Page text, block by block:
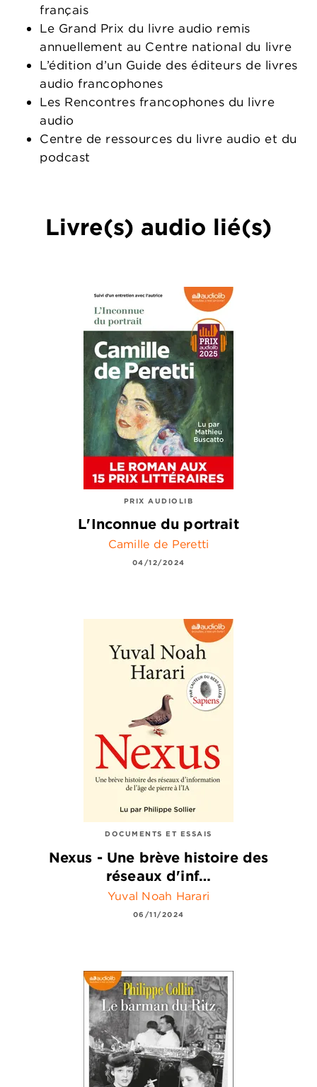
français
Le Grand Prix du livre audio remis
annuellement au Centre national du livre
L’édition d’un Guide des éditeurs de livres
audio francophones
Les Rencontres francophones du livre
audio
Centre de ressources du livre audio et du
podcast
Livre(s) audio lié(s)
PRIX AUDIOLIB
L'Inconnue du portrait
Camille de Peretti
04/12/2024
DOCUMENTS ET ESSAIS
Nexus - Une brève histoire des
réseaux d'inf…
Yuval Noah Harari
06/11/2024